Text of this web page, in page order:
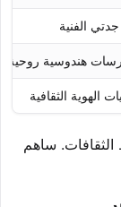
جدتي الفنية
هندوسية روحية
الهوية الثقافية
الثقافات. ساهم